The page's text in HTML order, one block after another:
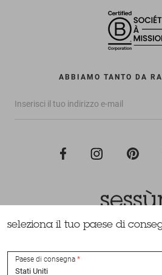
ABBIAMO TANTO DA
Tutti i diritti riservati
seleziona il tuo paese di
Paese di consegna